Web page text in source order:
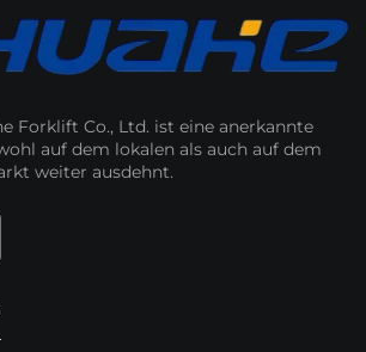
Forklift Co., Ltd. ist eine anerkannte
auf dem lokalen als auch auf dem
weiter ausdehnt.